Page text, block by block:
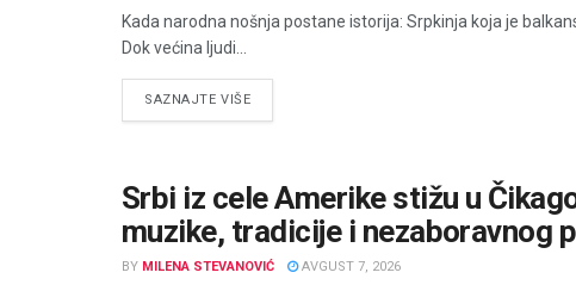
Kada narodna nošnja postane istorija: Srpkinja koja je
Dok većina ljudi...
SAZNAJTE VIŠEDETAILS
Srbi iz cele Amerike stižu u
muzike, tradicije i nezaboravnog
BY MILENA STEVANOVIĆ AVGUST 7, 2026